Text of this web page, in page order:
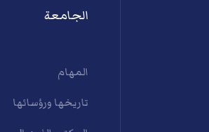
الجامعة
المهام
تاريخها ورؤسائها